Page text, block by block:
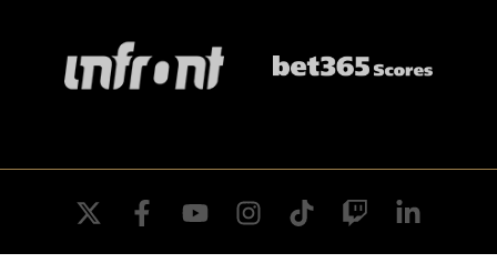
twitter facebookyoutube instagramtiktok twitch